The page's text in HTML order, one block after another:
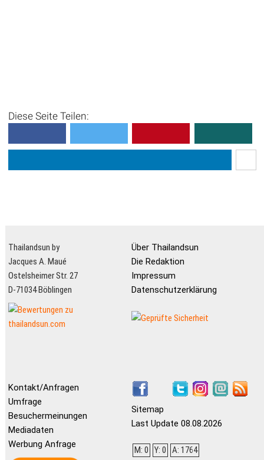
Diese Seite Teilen:
Thailandsun by
Jacques A. Maué
Ostelsheimer Str. 27
D-71034 Böblingen
Über Thailandsun
Die Redaktion
Impressum
Datenschutzerklärung
Kontakt/Anfragen
Umfrage
Besuchermeinungen
Mediadaten
Werbung Anfrage
Sitemap
Last Update 08.08.2026
M: 0 Y: 0 A: 1764